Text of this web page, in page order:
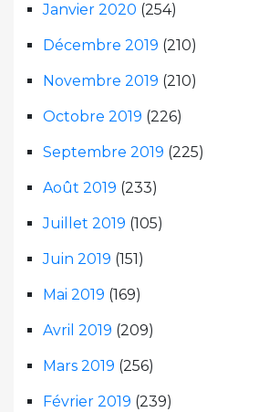
Janvier 2020 (254)
Décembre 2019 (210)
Novembre 2019 (210)
Octobre 2019 (226)
Septembre 2019 (225)
Août 2019 (233)
Juillet 2019 (105)
Juin 2019 (151)
Mai 2019 (169)
Avril 2019 (209)
Mars 2019 (256)
Février 2019 (239)